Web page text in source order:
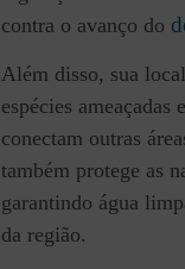
contra o avanço do
Além disso, sua
espécies
conectam outras
também protege as
garantindo água
da região.